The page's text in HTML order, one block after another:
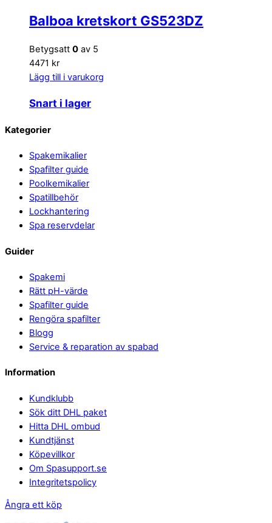
Balboa kretskort GS523DZ
Betygsatt 0 av 5
4471 kr
Lägg till i varukorg
Snart i lager
Back
Top
Kategorier
Spakemikalier
Spafilter guide
Poolkemikalier
Spatillbehör
Lockhantering
Spa reservdelar
Guider
Spakemi
Rätt pH-värde
Spafilter guide
Rengöra spafilter
Blogg
Service & reparation av spabad
Information
Kundklubb
Sök ditt DHL paket
Hitta DHL ombud
Kundtjänst
Köpevillkor
Om Spasupport.se
Integritetspolicy
Ångra ett köp